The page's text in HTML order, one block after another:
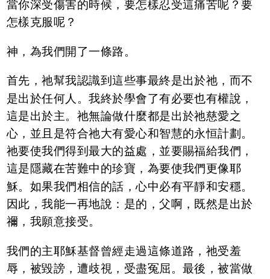
當你深受傷害的時候，要怎樣忍受這痛苦呢？要
怎樣克服呢？
神，為我們開了一條路。
首先，祂幫我認識到這些事最終是出於祂，而不
是出於任何人。我終於學會了有必要也有權說，
這是出於主。祂無論做什麼都是出於祂慈愛之
心，並且是符合祂大有愛心和智慧的永恒計劃。
祂要使我們得到最大的益處，並要賜福給我們，
這是隱藏在苦難中的珍寶，為要使我們更像耶
穌。如果我們相信的話，心中必有平靜和安穩。
因此，我能一再地說：是的，父啊，既然是出於
禰，我願意接受。
我們的主耶穌基督曾經走過這條道路，祂受羞
辱，被毀謗，遭歧視，受盡冤屈。最後，被當做